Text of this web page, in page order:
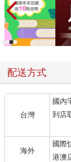
配送方式
台灣
國內
到店
海外
國際
港澳